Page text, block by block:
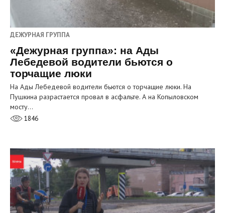
ДЕЖУРНАЯ ГРУППА
«Дежурная группа»: на Ады
Лебедевой водители бьются о
торчащие люки
На Ады Лебедевой водители бьются о торчащие люки. На
Пушкина разрастается провал в асфальте. А на Копыловском
мосту…
1846